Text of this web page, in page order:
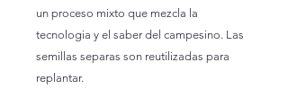
un proceso mixto que mezcla la
tecnologia y el saber del campesino. Las
semillas separas son reutilizadas para
replantar.